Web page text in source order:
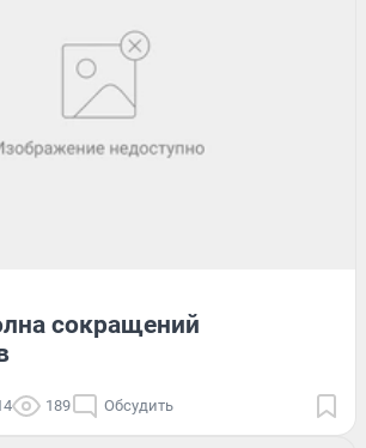
сокращений
189 Обсудить